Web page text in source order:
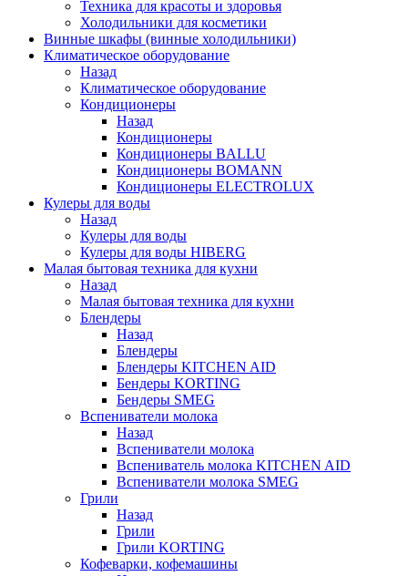
Техника для красоты и здоровья
Холодильники для косметики
Винные шкафы (винные холодильники)
Климатическое оборудование
Назад
Климатическое оборудование
Кондиционеры
Назад
Кондиционеры
Кондиционеры BALLU
Кондиционеры BOMANN
Кондиционеры ELECTROLUX
Кулеры для воды
Назад
Кулеры для воды
Кулеры для воды HIBERG
Малая бытовая техника для кухни
Назад
Малая бытовая техника для кухни
Блендеры
Назад
Блендеры
Блендеры KITCHEN AID
Бендеры KORTING
Бендеры SMEG
Вспениватели молока
Назад
Вспениватели молока
Вспениватель молока KITCHEN AID
Вспениватели молока SMEG
Грили
Назад
Грили
Грили KORTING
Кофеварки, кофемашины